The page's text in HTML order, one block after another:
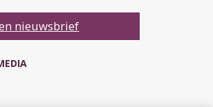
nieuwsbrief